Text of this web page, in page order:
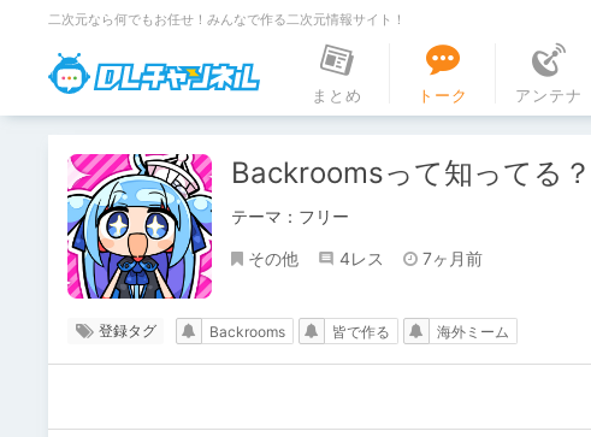
二次元なら何でもお任せ！みんなで作る二次元情報サイト！
DLチャンネル
まとめ
トーク アンテナ
Backroomsって知ってる？
テーマ：フリー
その他 4レス 7ヶ月前
登録タグ Backrooms 皆で作る 海外ミーム